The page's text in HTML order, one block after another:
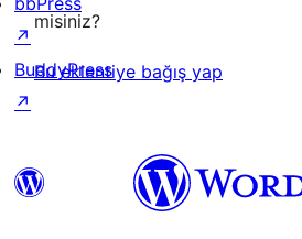
misiniz?
Bu eklentiye bağış yap
↗
BuddyPress
↗